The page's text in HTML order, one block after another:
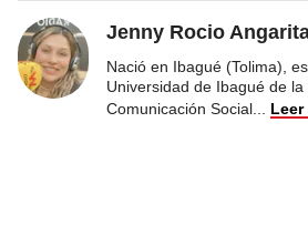
Jenny Rocio
Nació en Ibagué (Tolima),
Universidad de Ibagué de
Comunicación Social
Leer